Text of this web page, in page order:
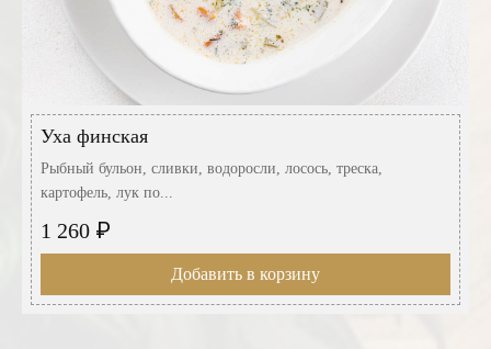
Уха финская
Рыбный бульон, сливки, водоросли, лосось, треска,
картофель, лук по...
1 260 ₽
Добавить в корзину